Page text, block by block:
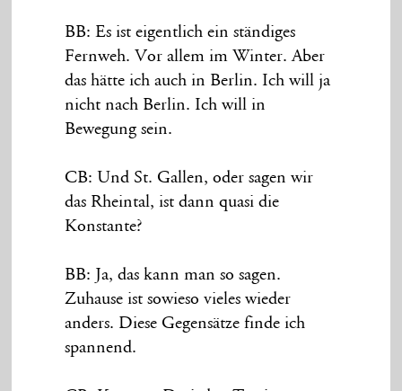
BB: Es ist eigentlich ein ständiges
Fernweh. Vor allem im Winter. Aber
das hätte ich auch in Berlin. Ich will ja
nicht nach Berlin. Ich will in
Bewegung sein.
CB: Und St. Gallen, oder sagen wir
das Rheintal, ist dann quasi die
Konstante?
BB: Ja, das kann man so sagen.
Zuhause ist sowieso vieles wieder
anders. Diese Gegensätze finde ich
spannend.